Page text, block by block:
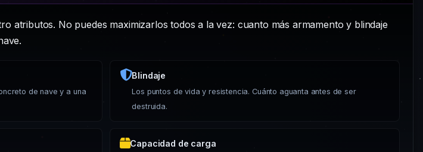
atributos. No puedes maximizarlos todos a la vez: cuanto más armamento y blindaje
de nave y a una
Blindaje
Los puntos de vida y resistencia. Cuánto aguanta antes de ser
destruida.
Capacidad de carga